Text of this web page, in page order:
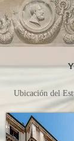
Ubicación del